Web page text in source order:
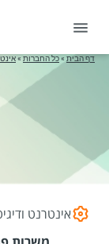
דף הבית »כל החברות »
אינטרנט